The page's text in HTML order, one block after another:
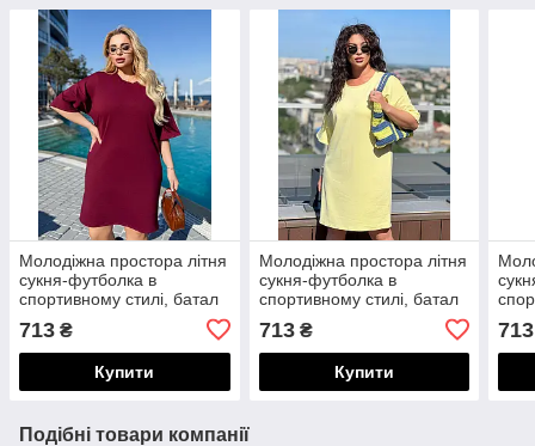
Молодіжна простора літня
сукня-футболка в
спортивному стилі, батал
713 ₴
Купити
Молодіжна простора літня
сукня-футболка в
спортивному стилі, батал
713₴
Купити
713
Подібні товари компанії